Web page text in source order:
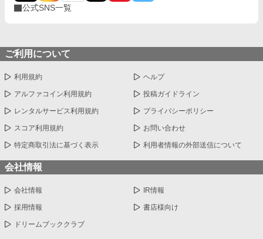
公式SNS一覧
ご利用について
利用規約 ヘルプ
アルファコイン利用規約 投稿ガイドライン
レンタルサービス利用規約 プライバシーポリシー
スコア利用規約 お問い合わせ
特定商取引法に基づく表示 利用者情報の外部送信について
会社情報
会社情報 IR情報
採用情報 書店様向け
ドリームブッククラブ